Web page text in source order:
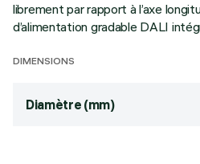
librement par rapport à l’axe
d’alimentation gradable DALI
DIMENSIONS
Diamètre (mm)